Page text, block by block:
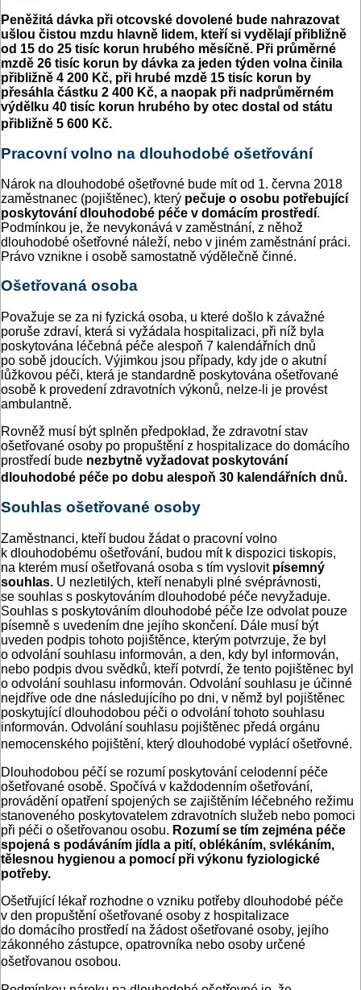
Peněžitá dávka při otcovské dovolené bude nahrazovat
ušlou čistou mzdu hlavně lidem, kteří si vydělají přibližně
od 15 do 25 tisíc korun hrubého měsíčně. Při průměrné
mzdě 26 tisíc korun by dávka za jeden týden volna činila
přibližně 4 200 Kč, při hrubé mzdě 15 tisíc korun by
přesáhla částku 2 400 Kč, a naopak při nadprůměrném
výdělku 40 tisíc korun hrubého by otec dostal od státu
přibližně 5 600 Kč.
Pracovní volno na dlouhodobé ošetřování
Nárok na dlouhodobé ošetřovné bude mít od 1. června 2018
zaměstnanec (pojištěnec), který pečuje o osobu potřebující
poskytování dlouhodobé péče v domácím prostředí.
Podmínkou je, že nevykonává v zaměstnání, z něhož
dlouhodobé ošetřovné náleží, nebo v jiném zaměstnání práci.
Právo vznikne i osobě samostatně výdělečně činné.
Ošetřovaná osoba
Považuje se za ni fyzická osoba, u které došlo k závažné
poruše zdraví, která si vyžádala hospitalizaci, při níž byla
poskytována léčebná péče alespoň 7 kalendářních dnů
po sobě jdoucích. Výjimkou jsou případy, kdy jde o akutní
lůžkovou péči, která je standardně poskytována ošetřované
osobě k provedení zdravotních výkonů, nelze-li je provést
ambulantně.
Rovněž musí být splněn předpoklad, že zdravotní stav
ošetřované osoby po propuštění z hospitalizace do domácího
prostředí bude nezbytně vyžadovat poskytování
dlouhodobé péče po dobu alespoň 30 kalendářních dnů.
Souhlas ošetřované osoby
Zaměstnanci, kteří budou žádat o pracovní volno
k dlouhodobému ošetřování, budou mít k dispozici tiskopis,
na kterém musí ošetřovaná osoba s tím vyslovitpísemný
souhlas. U nezletilých, kteří nenabyli plné svéprávnosti,
se souhlas s poskytováním dlouhodobé péče nevyžaduje.
Souhlas s poskytováním dlouhodobé péče lze odvolat pouze
písemně s uvedením dne jejího skončení. Dále musí být
uveden podpis tohoto pojištěnce, kterým potvrzuje, že byl
o odvolání souhlasu informován, a den, kdy byl informován,
nebo podpis dvou svědků, kteří potvrdí, že tento pojištěnec byl
o odvolání souhlasu informován. Odvolání souhlasu je účinné
nejdříve ode dne následujícího po dni, v němž byl pojištěnec
poskytující dlouhodobou péči o odvolání tohoto souhlasu
informován. Odvolání souhlasu pojištěnec předá orgánu
nemocenského pojištění, který dlouhodobé vyplácí ošetřovné.
Dlouhodobou péčí se rozumí poskytování celodenní péče
ošetřované osobě. Spočívá v každodenním ošetřování,
provádění opatření spojených se zajištěním léčebného režimu
stanoveného poskytovatelem zdravotních služeb nebo pomoci
při péči o ošetřovanou osobu. Rozumí se tím zejména péče
spojená s podáváním jídla a pití, oblékáním, svlékáním,
tělesnou hygienou a pomocí při výkonu fyziologické
potřeby.
Ošetřující lékař rozhodne o vzniku potřeby dlouhodobé péče
v den propuštění ošetřované osoby z hospitalizace
do domácího prostředí na žádost ošetřované osoby, jejího
zákonného zástupce, opatrovníka nebo osoby určené
ošetřovanou osobou.